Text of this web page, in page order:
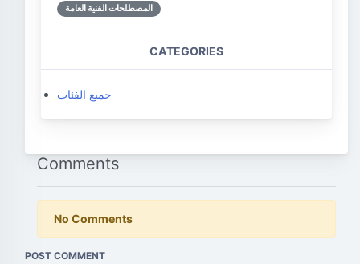
المصطلحات الفنية العامة
CATEGORIES
جميع الفئات
Comments
No Comments
POST COMMENT